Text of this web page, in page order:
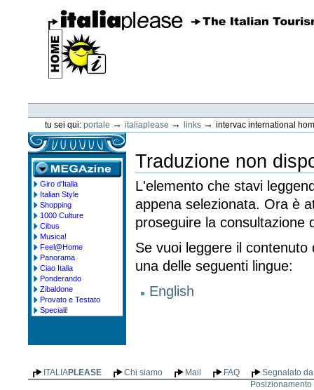
contenuti.
Spostati
navigazione
personali
tu sei qui: portale → italiaplease → links → intervac international
megazine
Giro d'Italia
Italian Style
Shopping
1000 Culture
Cibus
Musica!
Feel@Home
Panorama
Ciao Italia
Ponderando
Zibaldone
Provato e Testato
Speciali!
Traduzione non
L'elemento che stavi
appena selezionata. Ora è
proseguire la consultazione
Se vuoi leggere il
una delle seguenti lingue:
English
ITALIAPLEASE Chi siamo Mail FAQ
Segnalato